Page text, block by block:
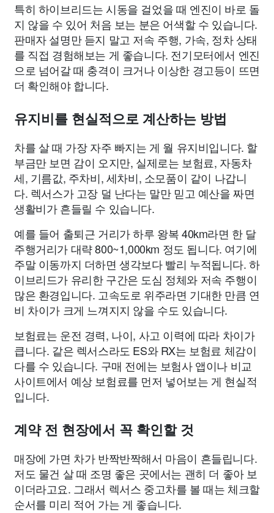
특히 하이브리드는 시동을 걸었을 때 엔진이 바로 돌
지 않을 수 있어 처음 보는 분은 어색할 수 있습니다.
판매자 설명만 듣지 말고 저속 주행, 가속, 정차 상태
를 직접 경험해보는 게 좋습니다. 전기모터에서 엔진
으로 넘어갈 때 충격이 크거나 이상한 경고등이 뜨면
더 확인해야 합니다.
유지비를 현실적으로 계산하는 방법
차를 살 때 가장 자주 빠지는 게 월 유지비입니다. 할
부금만 보면 감이 오지만, 실제로는 보험료, 자동차
세, 기름값, 주차비, 세차비, 소모품이 같이 나갑니
다. 렉서스가 고장 덜 난다는 말만 믿고 예산을 짜면
생활비가 흔들릴 수 있습니다.
예를 들어 출퇴근 거리가 하루 왕복 40km라면 한 달
주행거리가 대략 800~1,000km 정도 됩니다. 여기에
주말 이동까지 더하면 생각보다 빨리 누적됩니다. 하
이브리드가 유리한 구간은 도심 정체와 저속 주행이
많은 환경입니다. 고속도로 위주라면 기대한 만큼 연
비 차이가 크게 느껴지지 않을 수도 있습니다.
보험료는 운전 경력, 나이, 사고 이력에 따라 차이가
큽니다. 같은 렉서스라도 ES와 RX는 보험료 체감이
다를 수 있습니다. 구매 전에는 보험사 앱이나 비교
사이트에서 예상 보험료를 먼저 넣어보는 게 현실적
입니다.
계약 전 현장에서 꼭 확인할 것
매장에 가면 차가 반짝반짝해서 마음이 흔들립니다.
저도 물건 살 때 조명 좋은 곳에서는 괜히 더 좋아 보
이더라고요. 그래서 렉서스 중고차를 볼 때는 체크할
순서를 미리 적어 가는 게 좋습니다.